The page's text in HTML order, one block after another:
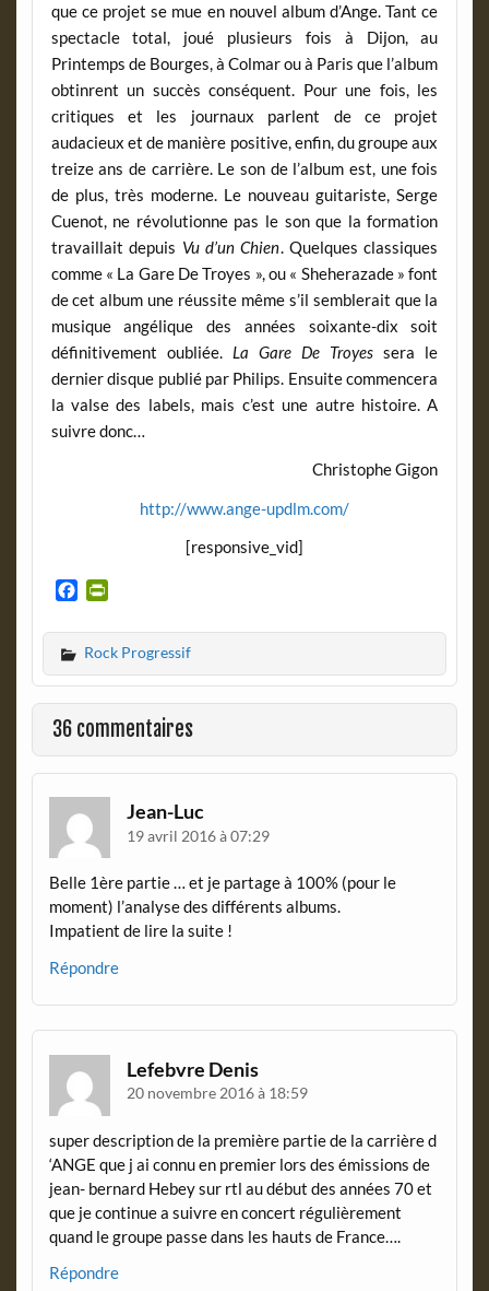
que ce projet se mue en nouvel album d’Ange. Tant ce
spectacle total, joué plusieurs fois à Dijon, au
Printemps de Bourges, à Colmar ou à Paris que l’album
obtinrent un succès conséquent. Pour une fois, les
critiques et les journaux parlent de ce projet
audacieux et de manière positive, enfin, du groupe aux
treize ans de carrière. Le son de l’album est, une fois
de plus, très moderne. Le nouveau guitariste, Serge
Cuenot, ne révolutionne pas le son que la formation
travaillait depuis Vu d’un Chien. Quelques classiques
comme « La Gare De Troyes », ou « Sheherazade » font
de cet album une réussite même s’il semblerait que la
musique angélique des années soixante-dix soit
définitivement oubliée. La Gare De Troyes sera le
dernier disque publié par Philips. Ensuite commencera
la valse des labels, mais c’est une autre histoire. A
suivre donc…
Christophe Gigon
http://www.ange-updlm.com/
[responsive_vid]
c
e
b
o
o
k
i
n
t
F
r
i
Rock Progressif
36 commentaires
Jean-Luc
19 avril 2016 à 07:29
Belle 1ère partie … et je partage à 100% (pour le
moment) l’analyse des différents albums.
Impatient de lire la suite !
Répondre
Lefebvre Denis
20 novembre 2016 à 18:59
super description de la première partie de la carrière d
‘ANGE que j ai connu en premier lors des émissions de
jean- bernard Hebey sur rtl au début des années 70 et
que je continue a suivre en concert régulièrement
quand le groupe passe dans les hauts de France….
Répondre